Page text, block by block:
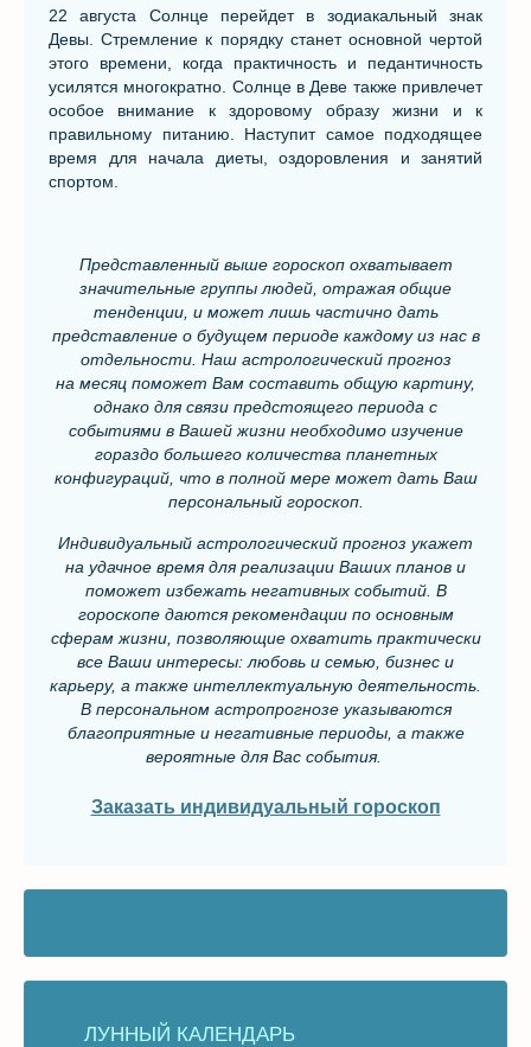
22 августа Солнце перейдет в зодиакальный знак
Девы. Стремление к порядку станет основной чертой
этого времени, когда практичность и педантичность
усилятся многократно. Солнце в Деве также привлечет
особое внимание к здоровому образу жизни и к
правильному питанию. Наступит самое подходящее
время для начала диеты, оздоровления и занятий
спортом.
Представленный выше гороскоп охватывает
значительные группы людей, отражая общие
тенденции, и может лишь частично дать
представление о будущем периоде каждому из нас в
отдельности. Наш астрологический прогноз
на месяц поможет Вам составить общую картину,
однако для связи предстоящего периода с
событиями в Вашей жизни необходимо изучение
гораздо большего количества планетных
конфигураций, что в полной мере может дать Ваш
персональный гороскоп.
Индивидуальный астрологический прогноз укажет
на удачное время для реализации Ваших планов и
поможет избежать негативных событий. В
гороскопе даются рекомендации по основным
сферам жизни, позволяющие охватить практически
все Ваши интересы: любовь и семью, бизнес и
карьеру, а также интеллектуальную деятельность.
В персональном астропрогнозе указываются
благоприятные и негативные периоды, а также
вероятные для Вас события.
Заказать индивидуальный гороскоп
ЛУННЫЙ КАЛЕНДАРЬ